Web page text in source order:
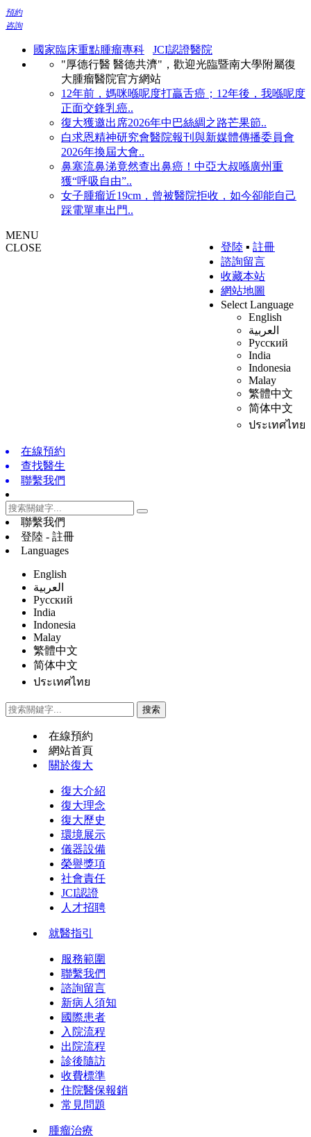
預約
咨詢
國家臨床重點腫瘤專科
JCI認證醫院
"厚德行醫 醫德共濟"，歡迎光臨暨南大學附屬復
大腫瘤醫院官方網站
12年前，媽咪喺呢度打贏舌癌；12年後，我喺呢度
正面交鋒乳癌..
復大獲邀出席2026年中巴絲綢之路芒果節..
白求恩精神研究會醫院報刊與新媒體傳播委員會
2026年換屆大會..
鼻塞流鼻涕竟然查出鼻癌！中亞大叔喺廣州重
獲“呼吸自由”..
女子腫瘤近19cm，曾被醫院拒收，如今卻能自己
踩電單車出門..
登陸 ▪ 註冊
諮詢留言
收藏本站
網站地圖
Select Language
English
العربية
Русский
India
Indonesia
Malay
繁體中文
简体中文
ประเทศไทย
MENU
CLOSE
在線預約
查找醫生
聯繫我們
聯繫我們
登陸 - 註冊
Languages
English
العربية
Русский
India
Indonesia
Malay
繁體中文
简体中文
ประเทศไทย
在線預約
網站首頁
關於復大
復大介紹
復大理念
復大歷史
環境展示
儀器設備
榮譽獎項
社會責任
JCI認證
人才招聘
就醫指引
服務範圍
聯繫我們
諮詢留言
新病人須知
國際患者
入院流程
出院流程
診後隨訪
收費標準
住院醫保報銷
常見問題
腫瘤治療